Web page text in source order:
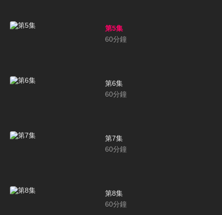
第5集
60分鐘
第6集
60分鐘
第7集
60分鐘
第8集
60分鐘